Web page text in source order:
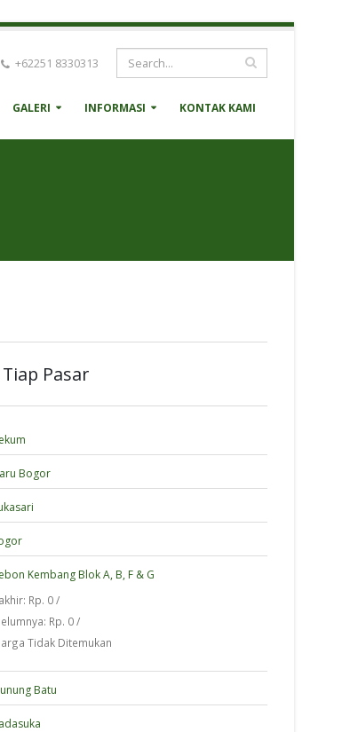
+62251 8330313
GALERI INFORMASI KONTAK KAMI
Pasar
Bogor
Kembang Blok A, B, F & G
Rp. 0 /
Rp. 0 /
Tidak Ditemukan
Batu